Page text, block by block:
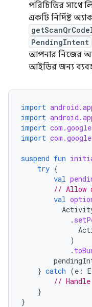
পরিচিতির সাথে
একটি নির্দিষ্ট
PendingIntent
আপনার নিজের
আইডির জন্য
import
import
import
import
suspend fun
try {
val
// Allow
val
.
)
.
} catch (e :
//
}
}